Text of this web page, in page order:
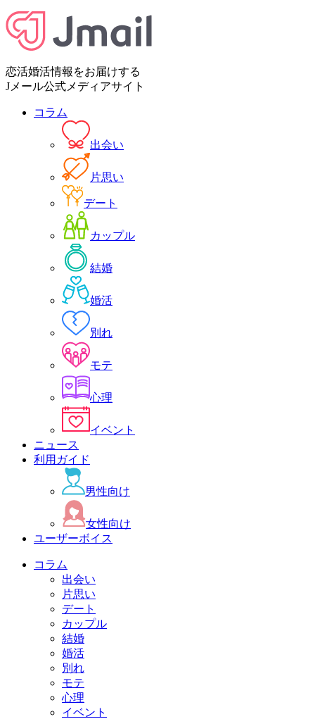
恋活婚活情報をお届けする
Jメール公式メディアサイト
コラム
出会い
片思い
デート
カップル
結婚
婚活
別れ
モテ
心理
イベント
ニュース
利用ガイド
男性向け
女性向け
ユーザーボイス
コラム
出会い
片思い
デート
カップル
結婚
婚活
別れ
モテ
心理
イベント